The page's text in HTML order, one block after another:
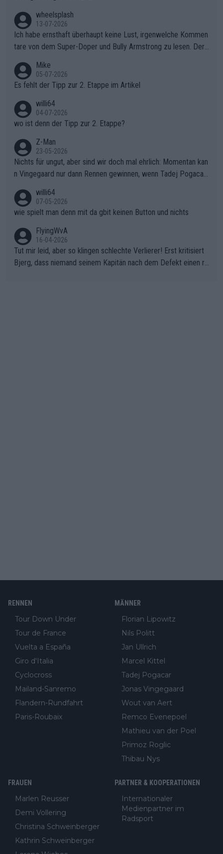
wheelsplash
13-07-2026
Ich habe ernsthaft überhaupt keine Lust, irgenwelche Kommen
tare von dem Super-Doper und Bully Armstrong zu lesen. Der
r die gehört nicht in dieses Medium!
Mike
05-07-2026
Es fehlt der Tipp zur 2. Etappe im Artikel
willi64
04-07-2026
wo ist denn der Tipp zur 2. Etappe?
Z-Man
23-05-2026
Nichts für ungut, aber sind wir doch mal ehrlich: Momentan kan
n Vingegaard nur dann Rennen gewinnen, wenn Tadej Pogacar
willi64
07-05-2026
wie spielt man denn mit da gbit keinen Button und nichts
FlyingWvA
16-04-2026
Tut mir leid, aber so klingen schlechte Verlierer! Erst kritisiert
Bjerg, dass niemand seinem Kapitän nach dem Defekt einen ro
RENNEN
Tour Down Under
Tour de France
Vuelta a España
Giro d'Italia
Cyclocross
Mailand-Sanremo
Flandern-Rundfahrt
Paris-Roubaix
MÄNNER
Florian Lipowitz
Nils Politt
Jan Ullrich
Marcel Kittel
Tadej Pogacar
Jonas Vingegaard
Wout van Aert
Remco Evenepoel
Mathieu van der Poel
Primoz Roglic
Thibau Nys
FRAUEN
Marlen Reusser
Demi Vollering
Christina Schweinberger
Kathrin Schweinberger
PARTNER & KOOPERATIONEN
Internationaler
Medienpartner im
Radsport